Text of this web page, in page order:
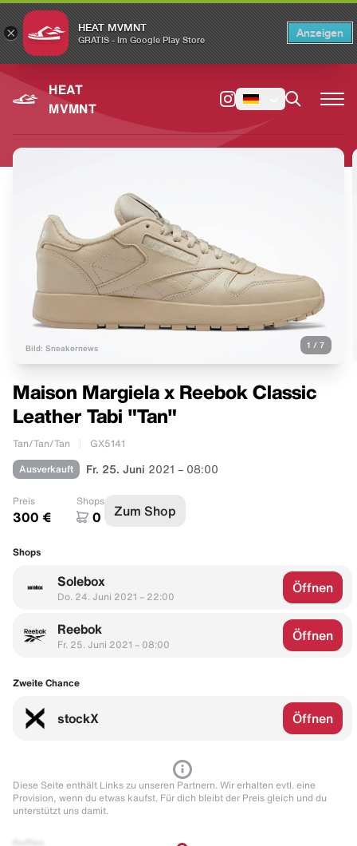
× HEAT MVMNT
GRATIS - Im Google Play Store
Anzeigen
HEAT
MVMNT
Bild: Sneakernews 1 / 7
Maison Margiela x Reebok Classic
Leather Tabi "Tan"
Tan/Tan/Tan GX5141
Ausverkauft Fr. 25. Juni 2021 – 08:00
Preis
300 €
Shops
0 Zum Shop
Shops
Solebox
Do. 24. Juni 2021 – 22:00
Öffnen
Reebok
Fr. 25. Juni 2021 – 08:00
Öffnen
Zweite Chance
stockX Öffnen
Diese Seite enthält Links zu unseren Partnern. Wir erhalten evtl. eine
Provision, wenn du etwas kaufst. Für dich bleibt der Preis gleich und du
unterstützt uns damit.
Switch to the English version? Switch ×